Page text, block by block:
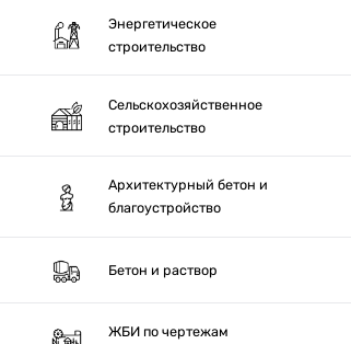
Энергетическое
строительство
Сельскохозяйственное
строительство
Архитектурный бетон и
благоустройство
Бетон и раствор
ЖБИ по чертежам